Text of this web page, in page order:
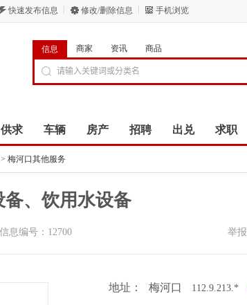
快速发布信息 修改/删除信息 手机浏览
信息 商家 资讯 商品
供求 车辆 房产 招聘 出兑 求职
> 梅河口其他服务
、饮用水设备
信息编号：12700 举报
地址： 梅河口 112.9.213.*